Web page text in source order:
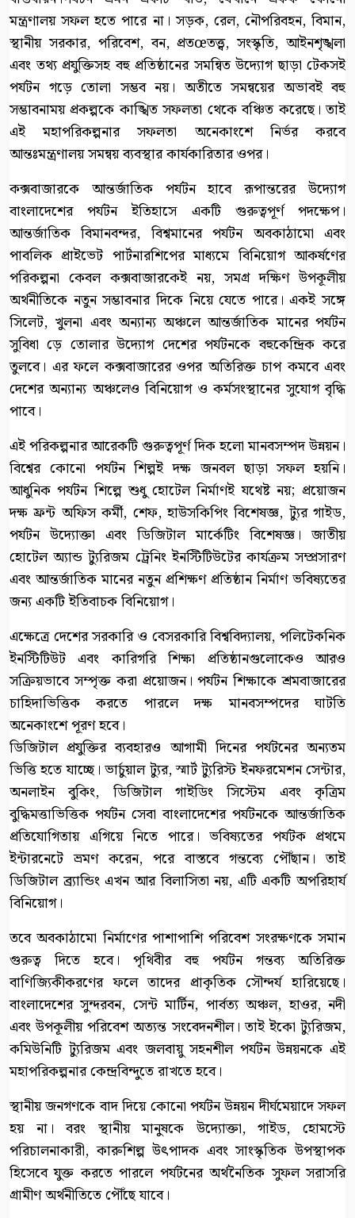
মন্ত্রণালয় সফল হতে পারে না। সড়ক, রেল, নৌপরিবহন, বিমান,
স্থানীয় সরকার, পরিবেশ, বন, প্রতœতত্ত্ব, সংস্কৃতি, আইনশৃঙ্খলা
এবং তথ্য প্রযুক্তিসহ বহু প্রতিষ্ঠানের সমন্বিত উদ্যোগ ছাড়া টেকসই
পর্যটন গড়ে তোলা সম্ভব নয়। অতীতে সমন্বয়ের অভাবই বহু
সম্ভাবনাময় প্রকল্পকে কাঙ্খিত সফলতা থেকে বঞ্চিত করেছে। তাই
এই মহাপরিকল্পনার সফলতা অনেকাংশে নির্ভর করবে
আন্তঃমন্ত্রণালয় সমন্বয় ব্যবস্থার কার্যকারিতার ওপর।
কক্সবাজারকে আন্তর্জাতিক পর্যটন হাবে রূপান্তরের উদ্যোগ
বাংলাদেশের পর্যটন ইতিহাসে একটি গুরুত্বপূর্ণ পদক্ষেপ।
আন্তর্জাতিক বিমানবন্দর, বিশ্বমানের পর্যটন অবকাঠামো এবং
পাবলিক প্রাইভেট পার্টনারশিপের মাধ্যমে বিনিয়োগ আকর্ষণের
পরিকল্পনা কেবল কক্সবাজারকেই নয়, সমগ্র দক্ষিণ উপকূলীয়
অর্থনীতিকে নতুন সম্ভাবনার দিকে নিয়ে যেতে পারে। একই সঙ্গে
সিলেট, খুলনা এবং অন্যান্য অঞ্চলে আন্তর্জাতিক মানের পর্যটন
সুবিধা ড়ে তোলার উদ্যোগ দেশের পর্যটনকে বহুকেন্দ্রিক করে
তুলবে। এর ফলে কক্সবাজারের ওপর অতিরিক্ত চাপ কমবে এবং
দেশের অন্যান্য অঞ্চলেও বিনিয়োগ ও কর্মসংস্থানের সুযোগ বৃদ্ধি
পাবে।
এই পরিকল্পনার আরেকটি গুরুত্বপূর্ণ দিক হলো মানবসম্পদ উন্নয়ন।
বিশ্বের কোনো পর্যটন শিল্পই দক্ষ জনবল ছাড়া সফল হয়নি।
আধুনিক পর্যটন শিল্পে শুধু হোটেল নির্মাণই যথেষ্ট নয়; প্রয়োজন
দক্ষ ফ্রন্ট অফিস কর্মী, শেফ, হাউসকিপিং বিশেষজ্ঞ, ট্যুর গাইড,
পর্যটন উদ্যোক্তা এবং ডিজিটাল মার্কেটিং বিশেষজ্ঞ। জাতীয়
হোটেল অ্যান্ড ট্যুরিজম ট্রেনিং ইনস্টিটিউটের কার্যক্রম সম্প্রসারণ
এবং আন্তর্জাতিক মানের নতুন প্রশিক্ষণ প্রতিষ্ঠান নির্মাণ ভবিষ্যতের
জন্য একটি ইতিবাচক বিনিয়োগ।
এক্ষেত্রে দেশের সরকারি ও বেসরকারি বিশ্ববিদ্যালয়, পলিটেকনিক
ইনস্টিটিউট এবং কারিগরি শিক্ষা প্রতিষ্ঠানগুলোকেও আরও
সক্রিয়ভাবে সম্পৃক্ত করা প্রয়োজন। পর্যটন শিক্ষাকে শ্রমবাজারের
চাহিদাভিত্তিক করতে পারলে দক্ষ মানবসম্পদের ঘাটতি
অনেকাংশে পূরণ হবে।
ডিজিটাল প্রযুক্তির ব্যবহারও আগামী দিনের পর্যটনের অন্যতম
ভিত্তি হতে যাচ্ছে। ভার্চুয়াল ট্যুর, স্মার্ট ট্যুরিস্ট ইনফরমেশন সেন্টার,
অনলাইন বুকিং, ডিজিটাল গাইডিং সিস্টেম এবং কৃত্রিম
বুদ্ধিমত্তাভিত্তিক পর্যটন সেবা বাংলাদেশের পর্যটনকে আন্তর্জাতিক
প্রতিযোগিতায় এগিয়ে নিতে পারে। ভবিষ্যতের পর্যটক প্রথমে
ইন্টারনেটে ভ্রমণ করেন, পরে বাস্তবে গন্তব্যে পৌঁছান। তাই
ডিজিটাল ব্র্যান্ডিং এখন আর বিলাসিতা নয়, এটি একটি অপরিহার্য
বিনিয়োগ।
তবে অবকাঠামো নির্মাণের পাশাপাশি পরিবেশ সংরক্ষণকে সমান
গুরুত্ব দিতে হবে। পৃথিবীর বহু পর্যটন গন্তব্য অতিরিক্ত
বাণিজ্যিকীকরণের ফলে তাদের প্রাকৃতিক সৌন্দর্য হারিয়েছে।
বাংলাদেশের সুন্দরবন, সেন্ট মার্টিন, পার্বত্য অঞ্চল, হাওর, নদী
এবং উপকূলীয় পরিবেশ অত্যন্ত সংবেদনশীল। তাই ইকো ট্যুরিজম,
কমিউনিটি ট্যুরিজম এবং জলবায়ু সহনশীল পর্যটন উন্নয়নকে এই
মহাপরিকল্পনার কেন্দ্রবিন্দুতে রাখতে হবে।
স্থানীয় জনগণকে বাদ দিয়ে কোনো পর্যটন উন্নয়ন দীর্ঘমেয়াদে সফল
হয় না। বরং স্থানীয় মানুষকে উদ্যোক্তা, গাইড, হোমস্টে
পরিচালনাকারী, কারুশিল্প উৎপাদক এবং সাংস্কৃতিক উপস্থাপক
হিসেবে যুক্ত করতে পারলে পর্যটনের অর্থনৈতিক সুফল সরাসরি
গ্রামীণ অর্থনীতিতে পৌঁছে যাবে।